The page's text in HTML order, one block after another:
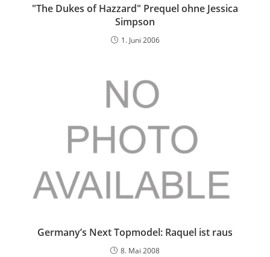
"The Dukes of Hazzard" Prequel ohne Jessica
Simpson
1. Juni 2006
Germany’s Next Topmodel: Raquel ist raus
8. Mai 2008